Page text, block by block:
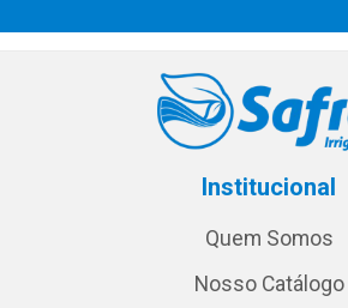
Institucional
Quem Somos
Nosso Catálogo